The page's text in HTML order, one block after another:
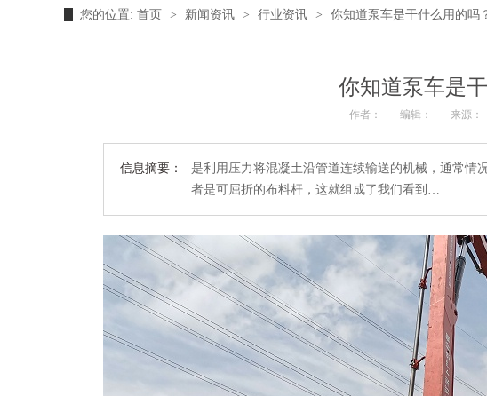
您的位置: 首页 > 新闻资讯 > 行业资讯 > 你知道泵车是干什么用的吗
你知道泵车是
作者： 编辑： 来源：
信息摘要：
是利用压力将混凝土沿管道连续输送的机械，通常情
者是可屈折的布料杆，这就组成了我们看到…